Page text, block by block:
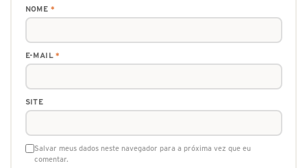
NOME *
E-MAIL*
SITE
Salvar meus dados neste navegador para a próxima vez que eu
comentar.